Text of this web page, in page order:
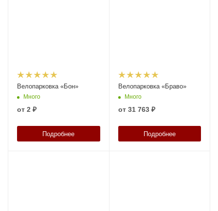
Велопарковка «Бон»
Много
от 2 ₽
Подробнее
Велопарковка «Браво»
Много
от 31 763 ₽
Подробнее